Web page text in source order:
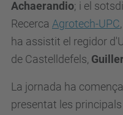
Achaerandio; i el
Recerca Agrotech-UPC,
ha assistit el regidor
de Castelldefels,
La jornada ha
presentat les